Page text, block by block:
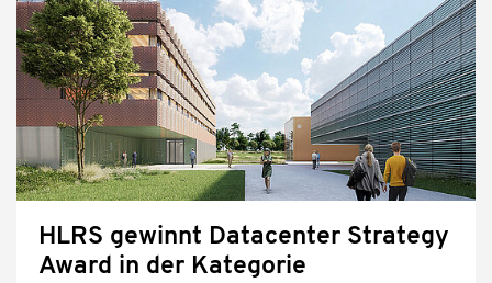
HLRS gewinnt Datacenter Strategy
Award in der Kategorie